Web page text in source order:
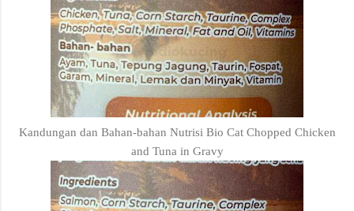
Kandungan dan Bahan-bahan Nutrisi Bio Cat Chopped Chicken
and Tuna in Gravy